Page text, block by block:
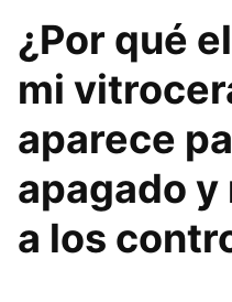
¿Por qué
mi
aparece
apagado
a los